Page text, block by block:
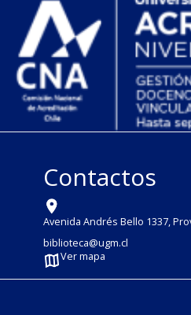
Contactos
Avenida Andrés Bello 1337,
biblioteca@ugm.cl
Ver mapa